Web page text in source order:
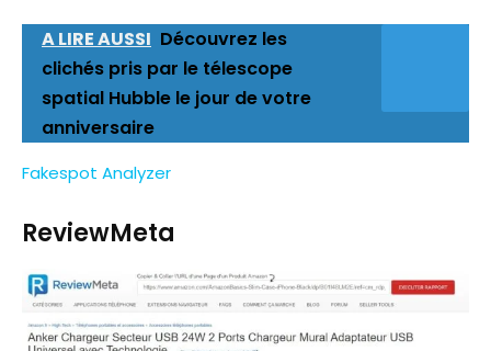
A LIRE AUSSI Découvrez les
clichés pris par le télescope
spatial Hubble le jour de votre
anniversaire
Fakespot Analyzer
ReviewMeta